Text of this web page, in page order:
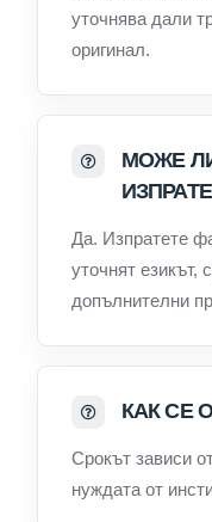
уточнява дали
оригинал.
МОЖЕ
Да. Изпратете
уточнят езикът,
допълнителни
КАК СЕ
Срокът зависи
нуждата от